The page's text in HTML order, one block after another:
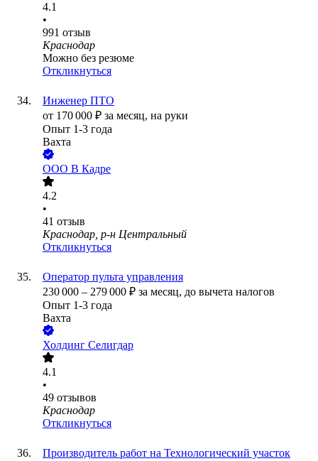
4.1
•
991 отзыв
Краснодар
Можно без резюме
Откликнуться
Инженер ПТО
от 170 000 ₽ за месяц, на руки
Опыт 1-3 года
Вахта
ООО В Кадре
4.2
•
41 отзыв
Краснодар, р-н Центральный
Откликнуться
Оператор пульта управления
230 000 – 279 000 ₽ за месяц, до вычета налогов
Опыт 1-3 года
Вахта
Холдинг Селигдар
4.1
•
49 отзывов
Краснодар
Откликнуться
Производитель работ на Технологический участок